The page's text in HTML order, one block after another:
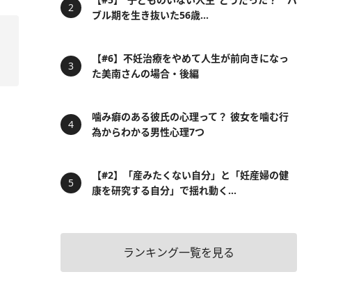
ブル期を生き抜いた56歳...
【#6】不妊治療をやめて人生が前向きになっ
た美南さんの場合・後編
噛み癖のある彼氏の心理って？ 彼女を噛む行
為からわかる男性心理7つ
【#2】「産みたくない自分」と「妊産婦の健
康を研究する自分」で揺れ動く...
ランキング一覧を見る